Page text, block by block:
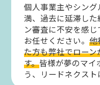
個人事業主やシン
満、過去に延滞し
ン審査に不安を感
お任せください。他
た方も弊社でロー
す。皆様が夢のマイ
う、リードネクスト